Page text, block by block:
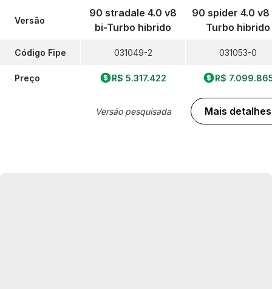
Versão
Código Fipe
Preço
90 stradale 4.0 v8
bi-Turbo hibrido
031049-2
R$ 5.317.422
Versão pesquisada
90 spider 4.0 v8
Turbo hibrido
031053-0
R$
Mais detalhes